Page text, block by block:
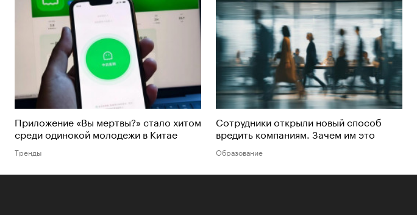
Приложение «Вы мертвы?» стало хитом
среди одинокой молодежи в Китае
Тренды
Сотрудники открыли новый способ
вредить компаниям. Зачем им это
Образование